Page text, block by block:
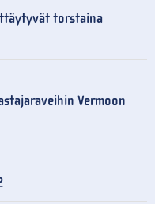
torstaina
Vermoon